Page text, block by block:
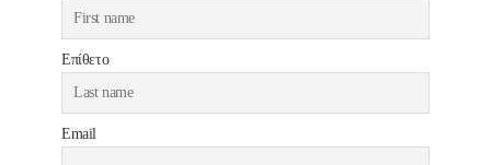
Επίθετο
Email